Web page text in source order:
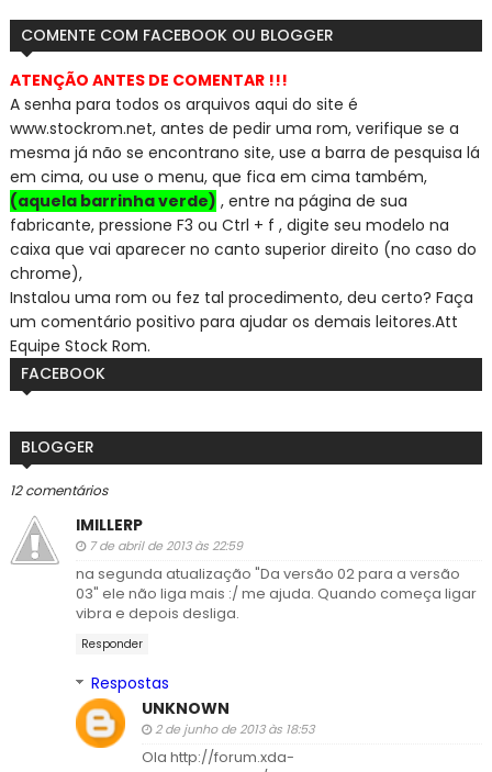
COMENTE COM FACEBOOK OU BLOGGER
ATENÇÃO ANTES DE COMENTAR !!!
A senha para todos os arquivos aqui do site é
www.stockrom.net, antes de pedir uma rom, verifique se a
mesma já não se encontrano site, use a barra de pesquisa lá
em cima, ou use o menu, que fica em cima também,
(aquela barrinha verde) , entre na página de sua
fabricante, pressione F3 ou Ctrl + f , digite seu modelo na
caixa que vai aparecer no canto superior direito (no caso do
chrome),
Instalou uma rom ou fez tal procedimento, deu certo? Faça
um comentário positivo para ajudar os demais leitores.Att
Equipe Stock Rom.
FACEBOOK
BLOGGER
12 comentários
IMILLERP
7 de abril de 2013 às 22:59
na segunda atualização "Da versão 02 para a versão
03" ele não liga mais :/ me ajuda. Quando começa ligar
vibra e depois desliga.
Responder
Respostas
UNKNOWN
2 de junho de 2013 às 18:53
Ola http://forum.xda-